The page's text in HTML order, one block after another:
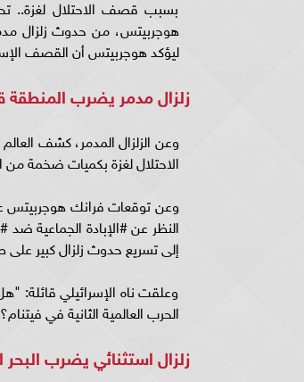
بسبب قصف الاحتلال لغزة..
هوجربيتس، من حدوث زلزال
ليؤكد هوجربيتس أن القصف
زلزال مدمر يضرب المنطقة
وعن الزلزال المدمر، كشف
الاحتلال لغزة بكميات ضخمة من
وعن توقعات فرانك هوجربيتس
النظر عن #الإبادة الجماعية
إلى تسريع حدوث زلزال كبير على
وعلقت ناه الإسرائيلي قائلة:
الحرب العالمية الثانية في
زلزال استثنائي يضرب